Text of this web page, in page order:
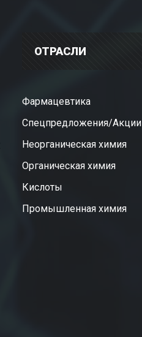
ОТРАСЛИ
Фармацевтика
Спецпредложения/Акции
Неорганическая химия
Органическая химия
Кислоты
Промышленная химия